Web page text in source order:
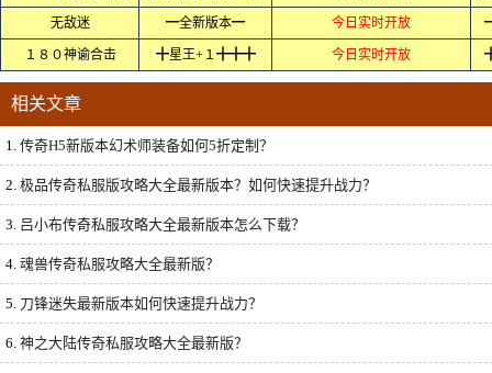
无敌迷 ━全新版本━ 今日实时开放
１８０神谕合击 ╋星王+１╋╋╋ 今日实时开放
相关文章
1. 传奇H5新版本幻术师装备如何5折定制？
2. 极品传奇私服版攻略大全最新版本？如何快速提升战力？
3. 吕小布传奇私服攻略大全最新版本怎么下载？
4. 魂兽传奇私服攻略大全最新版？
5. 刀锋迷失最新版本如何快速提升战力？
6. 神之大陆传奇私服攻略大全最新版？